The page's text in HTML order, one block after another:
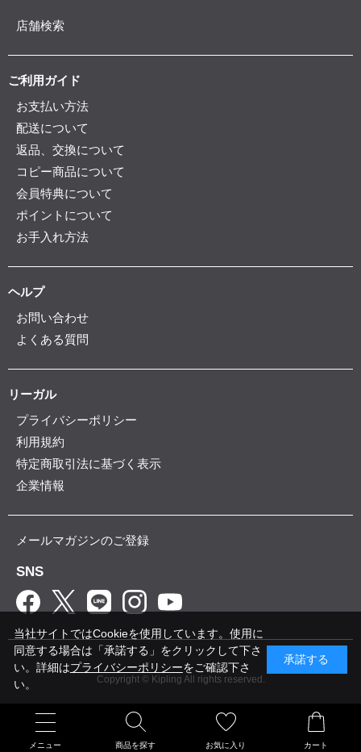
メニュー 商品を探す お気に入り カート
店舗検索
ご利用ガイド
お支払い方法
配送について
返品、交換について
コピー商品について
会員特典について
ポイントについて
お手入れ方法
ヘルプ
お問い合わせ
よくある質問
リーガル
プライバシーポリシー
利用規約
特定商取引法に基づく表示
企業情報
メールマガジンのご登録
SNS
Copyright © Kipling All rights reserved.
当社サイトではCookieを使用しています。使用に
同意する場合は「承諾する」をクリックして下さ
い。詳細はプライバシーポリシーをご確認下さ
い。
承諾する